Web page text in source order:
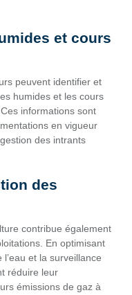
et cours
peuvent identifier et
humides et les cours
informations sont
en vigueur
des intrants
des
contribue également
En optimisant
et la surveillance
réduire leur
émissions de gaz à